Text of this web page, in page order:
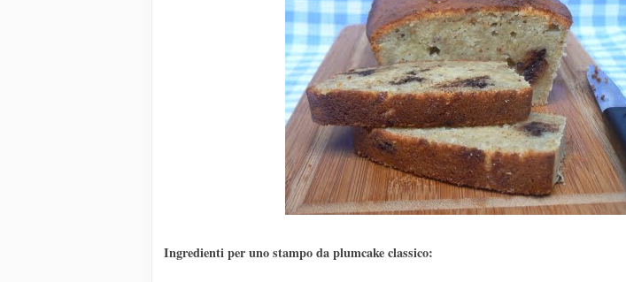
Ingredienti per uno stampo da plumcake classico: